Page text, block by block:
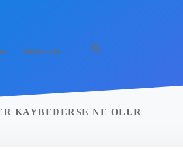
Hakkımızda
KAYBEDERSE NE OLUR